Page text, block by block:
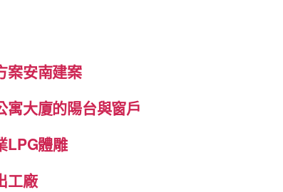
案安南建案
寓大廈的陽台與窗戶
LPG體雕
工廠